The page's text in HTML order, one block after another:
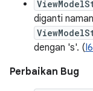
diganti
dengan 's'. (
Perbaikan Bug